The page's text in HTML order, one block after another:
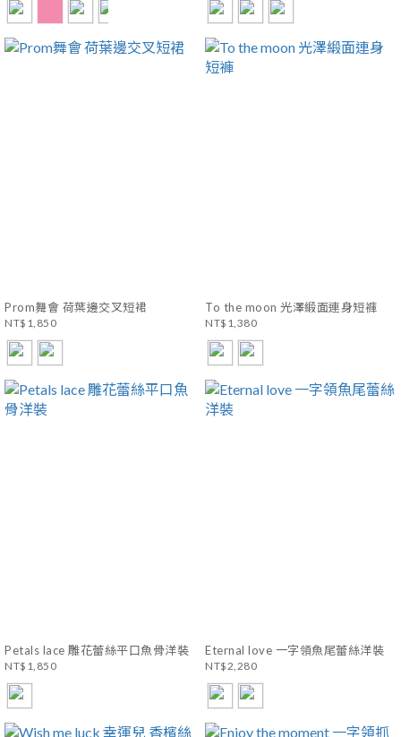
Prom舞會 荷葉邊交叉短裙
NT$1,850
To the moon 光澤緞面連身短褲
NT$1,380
Petals lace 雕花蕾絲平口魚骨洋裝
NT$1,850
Eternal love 一字領魚尾蕾絲洋裝
NT$2,280